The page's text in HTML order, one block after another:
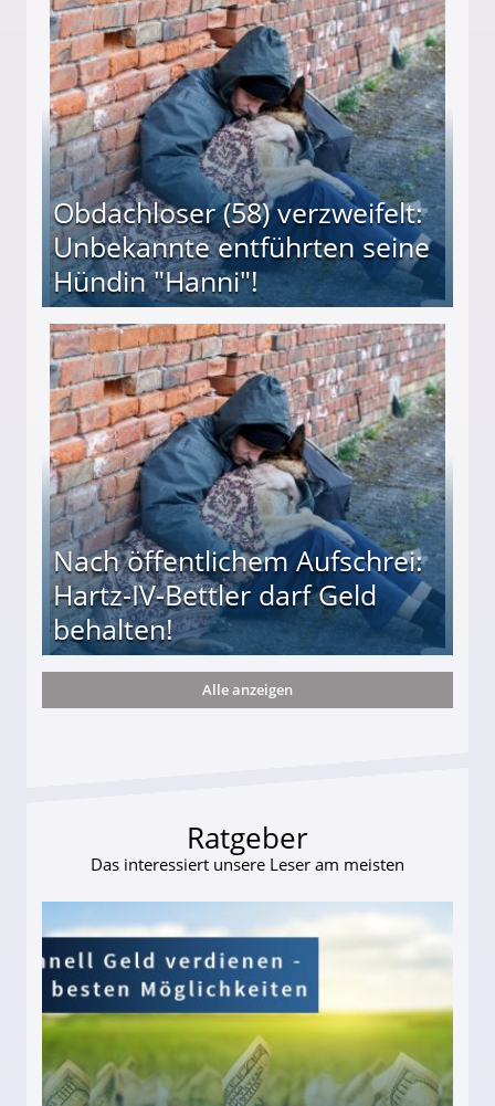
Mutter freigesprochen!
Obdachloser (58) verzweifelt:
Unbekannte entführten seine
Hündin "Hanni"!
entführten seine Hündin "Hanni"!
Nach öffentlichem Aufschrei:
Hartz-IV-Bettler darf Geld
behalten!
darf Geld behalten!
Alle anzeigen
Ratgeber
Das interessiert unsere Leser am meisten